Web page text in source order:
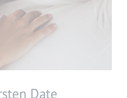
Date